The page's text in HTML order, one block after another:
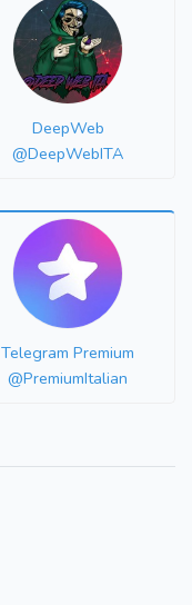
DeepWeb
@DeepWebITA
Telegram Premium
@PremiumItalian